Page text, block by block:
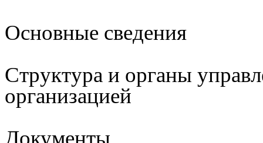
Основные сведения
Структура и органы
организацией
Документы